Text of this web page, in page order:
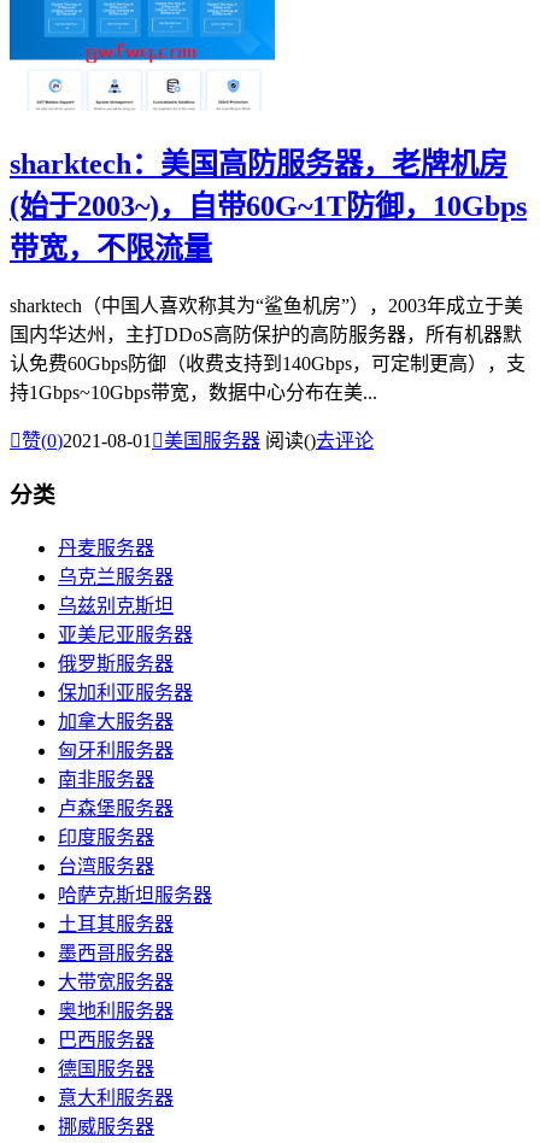
sharktech：美国高防服务器，老牌机房
(始于2003~)，自带60G~1T防御，10Gbps
带宽，不限流量
sharktech（中国人喜欢称其为“鲨鱼机房”），2003年成立于美
国内华达州，主打DDoS高防保护的高防服务器，所有机器默
认免费60Gbps防御（收费支持到140Gbps，可定制更高），支
持1Gbps~10Gbps带宽，数据中心分布在美...
赞(0)2021-08-01美国服务器 阅读()去评论
分类
丹麦服务器
乌克兰服务器
乌兹别克斯坦
亚美尼亚服务器
俄罗斯服务器
保加利亚服务器
加拿大服务器
匈牙利服务器
南非服务器
卢森堡服务器
印度服务器
台湾服务器
哈萨克斯坦服务器
土耳其服务器
墨西哥服务器
大带宽服务器
奥地利服务器
巴西服务器
德国服务器
意大利服务器
挪威服务器